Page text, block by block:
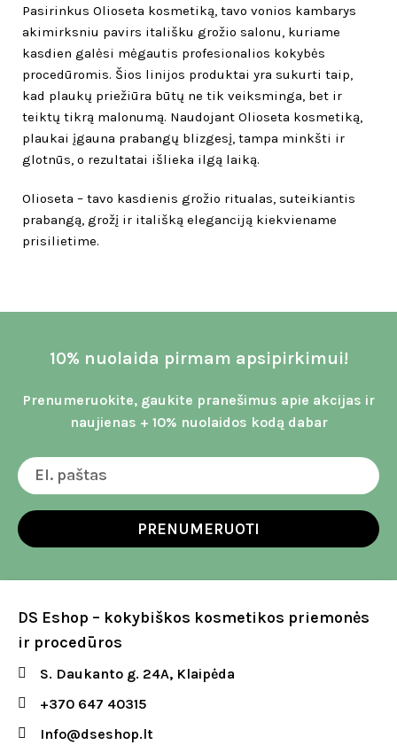
Pasirinkus Olioseta kosmetiką, tavo vonios kambarys
akimirksniu pavirs itališku grožio salonu, kuriame
kasdien galėsi mėgautis profesionalios kokybės
procedūromis. Šios linijos produktai yra sukurti taip,
kad plaukų priežiūra būtų ne tik veiksminga, bet ir
teiktų tikrą malonumą. Naudojant Olioseta kosmetiką,
plaukai įgauna prabangų blizgesį, tampa minkšti ir
glotnūs, o rezultatai išlieka ilgą laiką.
Olioseta – tavo kasdienis grožio ritualas, suteikiantis
prabangą, grožį ir itališką eleganciją kiekviename
prisilietime.
10% nuolaida pirmam apsipirkimui!
Prenumeruokite, gaukite pranešimus apie akcijas ir
naujienas + 10% nuolaidos kodą dabar
PRENUMERUOTI
DS Eshop – kokybiškos kosmetikos priemonės
ir procedūros
S. Daukanto g. 24A, Klaipėda
+370 647 40315
Info@dseshop.lt